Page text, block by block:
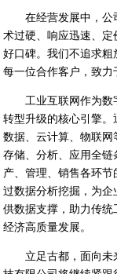
在经营发展中，
术过硬、响应迅速、
好口碑。我们不追求
每一位合作客户，致力
工业互联网作为数
转型升级的核心引擎
数据、云计算、物联网
存储、分析、应用全
产、管理、销售各环
过数据分析挖掘，为
供数据支撑，助力传
经济高质量发展。
立足古都，面向